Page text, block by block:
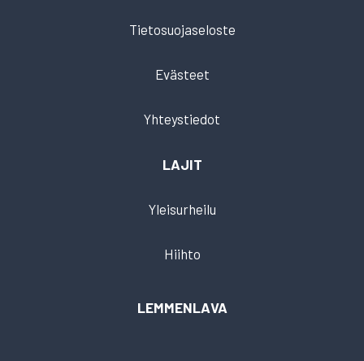
Tietosuojaseloste
Evästeet
Yhteystiedot
LAJIT
Yleisurheilu
Hiihto
LEMMENLAVA